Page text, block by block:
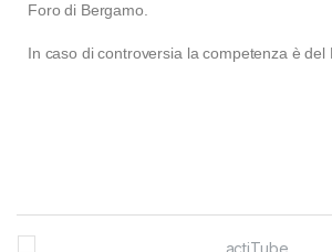
Foro di Bergamo.
In caso di controversia la competenza è del
Brands Carousel